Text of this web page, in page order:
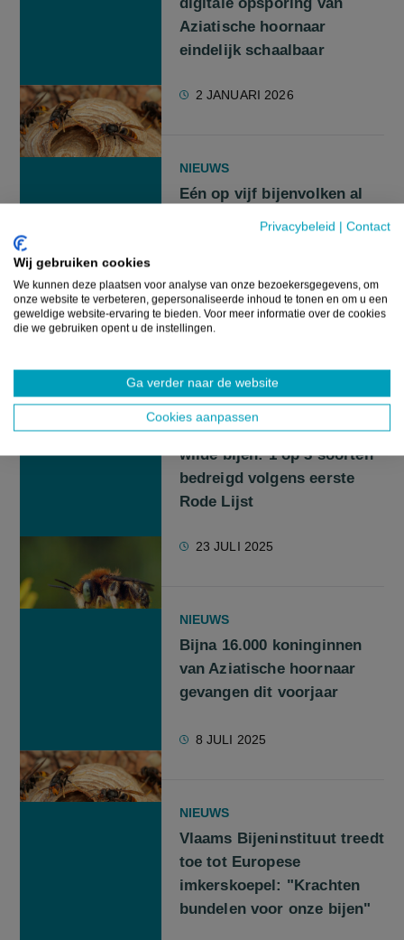
Privacybeleid | Contact
Wij gebruiken cookies
We kunnen deze plaatsen voor analyse van onze bezoekersgegevens, om
onze website te verbeteren, gepersonaliseerde inhoud te tonen en om u een
geweldige website-ervaring te bieden. Voor meer informatie over de cookies
die we gebruiken opent u de instellingen.
Ga verder naar de website
Cookies aanpassen
Aziatische hoornaar
eindelijk schaalbaar
2 JANUARI 2026
NIEUWS
Eén op vijf bijenvolken al
vóór de winter verdwenen
stoppen
1 DECEMBER 2025
NIEUWS
Alarmbel voor Vlaamse
wilde bijen: 1 op 3 soorten
bedreigd volgens eerste
Rode Lijst
23 JULI 2025
NIEUWS
Bijna 16.000 koninginnen
van Aziatische hoornaar
gevangen dit voorjaar
8 JULI 2025
NIEUWS
Vlaams Bijeninstituut treedt
toe tot Europese
imkerskoepel: "Krachten
bundelen voor onze bijen"